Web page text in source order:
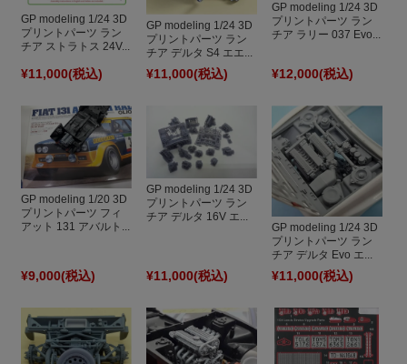
GP modeling 1/24 3D
プリントパーツ ラン
チア ストラトス 24V...
¥11,000(税込)
GP modeling 1/24 3D
プリントパーツ ラン
チア デルタ S4 エエ...
¥11,000(税込)
GP modeling 1/24 3D
プリントパーツ ラン
チア ラリー 037 Evo...
¥12,000(税込)
GP modeling 1/20 3D
プリントパーツ フィ
アット 131 アバルト...
¥9,000(税込)
GP modeling 1/24 3D
プリントパーツ ラン
チア デルタ 16V エ...
¥11,000(税込)
GP modeling 1/24 3D
プリントパーツ ラン
チア デルタ Evo エ...
¥11,000(税込)